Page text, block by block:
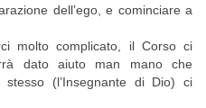
dell’ego, e cominciare a
molto complicato, il Corso ci
dato aiuto man mano che
(l’Insegnante di Dio) ci